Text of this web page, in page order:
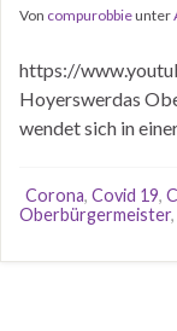
Von compurobbieunter
https://
Hoyerswerdas
wendet sich in
Corona, Covid 19,
Oberbürgermeister,